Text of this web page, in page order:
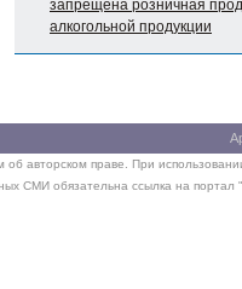
запрещена розничная
алкогольной продукции
авторском праве. При
СМИ обязательна ссылка на